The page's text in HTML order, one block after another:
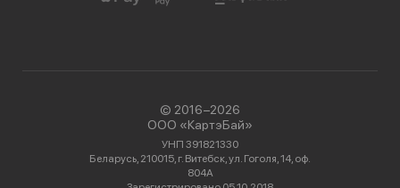
© 2016−2026
ООО «КартэБай»
УНП 391821330
Беларусь, 210015, г. Витебск, ул. Гоголя, 14, оф.
804А